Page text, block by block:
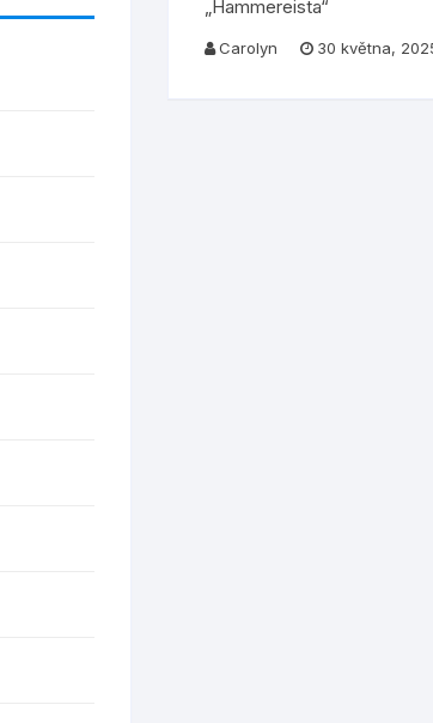
„Hammereista“
Carolyn 30 května,